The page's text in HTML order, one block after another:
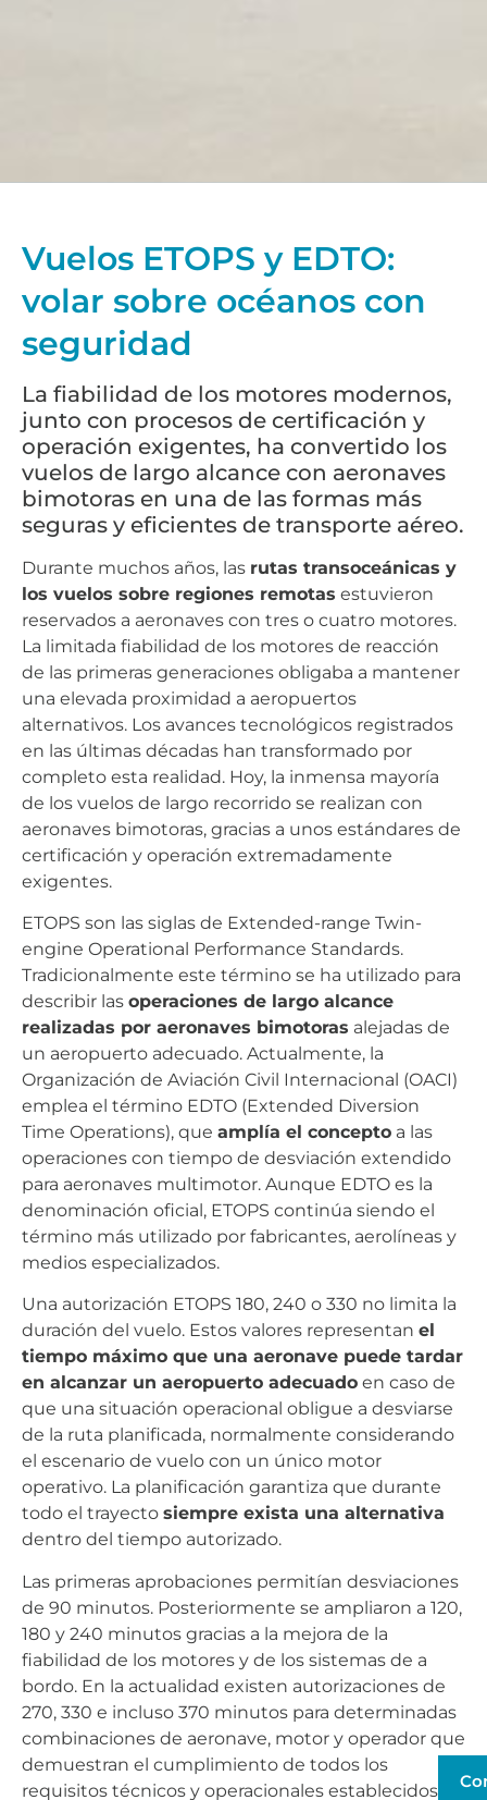
Vuelos ETOPS y EDTO:
volar sobre océanos con
seguridad
La fiabilidad de los motores modernos,
junto con procesos de certificación y
operación exigentes, ha convertido los
vuelos de largo alcance con aeronaves
bimotoras en una de las formas más
seguras y eficientes de transporte aéreo.
Durante muchos años, las rutas transoceánicas y
los vuelos sobre regiones remotas estuvieron
reservados a aeronaves con tres o cuatro motores.
La limitada fiabilidad de los motores de reacción
de las primeras generaciones obligaba a mantener
una elevada proximidad a aeropuertos
alternativos. Los avances tecnológicos registrados
en las últimas décadas han transformado por
completo esta realidad. Hoy, la inmensa mayoría
de los vuelos de largo recorrido se realizan con
aeronaves bimotoras, gracias a unos estándares de
certificación y operación extremadamente
exigentes.
ETOPS son las siglas de Extended-range Twin-
engine Operational Performance Standards.
Tradicionalmente este término se ha utilizado para
describir las operaciones de largo alcance
realizadas por aeronaves bimotoras alejadas de
un aeropuerto adecuado. Actualmente, la
Organización de Aviación Civil Internacional (OACI)
emplea el término EDTO (Extended Diversion
Time Operations), que amplía el concepto a las
operaciones con tiempo de desviación extendido
para aeronaves multimotor. Aunque EDTO es la
denominación oficial, ETOPS continúa siendo el
término más utilizado por fabricantes, aerolíneas y
medios especializados.
Una autorización ETOPS 180, 240 o 330 no limita la
duración del vuelo. Estos valores representan el
tiempo máximo que una aeronave puede tardar
en alcanzar un aeropuerto adecuado en caso de
que una situación operacional obligue a desviarse
de la ruta planificada, normalmente considerando
el escenario de vuelo con un único motor
operativo. La planificación garantiza que durante
todo el trayecto siempre exista una alternativa
dentro del tiempo autorizado.
Las primeras aprobaciones permitían desviaciones
de 90 minutos. Posteriormente se ampliaron a 120,
180 y 240 minutos gracias a la mejora de la
fiabilidad de los motores y de los sistemas de a
bordo. En la actualidad existen autorizaciones de
270, 330 e incluso 370 minutos para determinadas
combinaciones de aeronave, motor y operador que
demuestran el cumplimiento de todos los
requisitos técnicos y operacionales establecidos